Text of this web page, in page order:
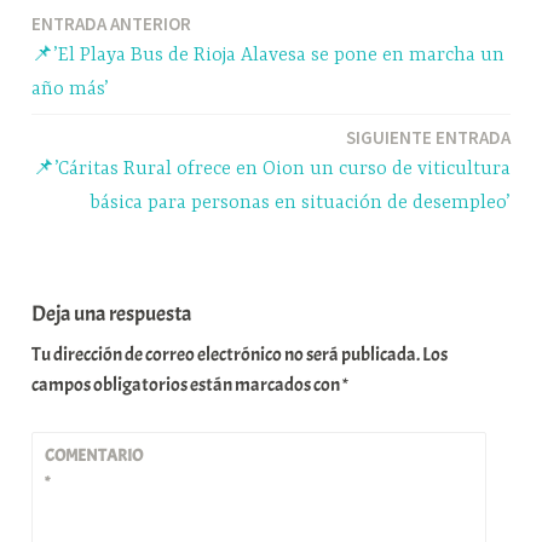
pp m rti
Navegación
de
ENTRADA ANTERIOR
📌’El Playa Bus de Rioja Alavesa se pone en marcha un
año más’
SIGUIENTE ENTRADA
📌’Cáritas Rural ofrece en Oion un curso de viticultura
básica para personas en situación de desempleo’
Deja una respuesta
Tu dirección de correo electrónico no será publicada.Los
campos obligatorios están marcados con*
COMENTARIO
*